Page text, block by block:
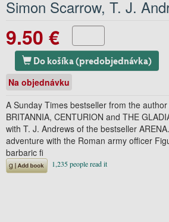
Simon Scarrow, T. J.
9.50 €
Do košíka (predobjednávka)
Na objednávku
A Sunday Times bestseller from the
BRITANNIA, CENTURION and THE
with T. J. Andrews of the bestseller
adventure with the Roman army officer
barbaric fi